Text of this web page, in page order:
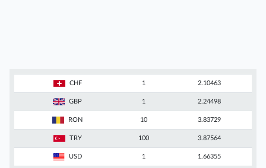
CHF 1 2.10463
GBP 1 2.24498
RON 10 3.83729
TRY 100 3.87564
USD 1 1.66355